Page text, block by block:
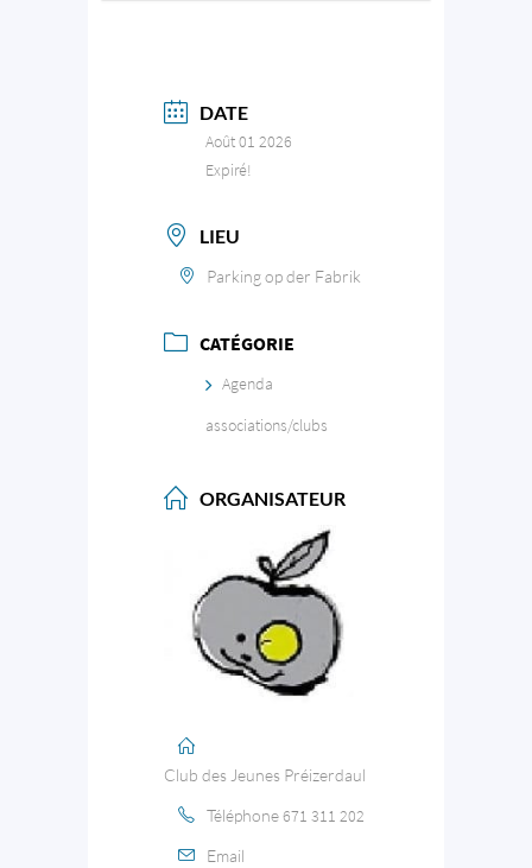
DATE
Août 01 2026
Expiré!
LIEU
Parking op der Fabrik
CATÉGORIE
Agenda
associations/clubs
ORGANISATEUR
Club des Jeunes Préizerdaul
Téléphone671 311 202
Email